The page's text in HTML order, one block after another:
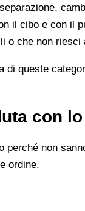
il cibo e con il
o che non
di queste
con
perché non
ordine.